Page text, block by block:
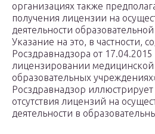
организациях также
получения лицензии на
деятельности
Указание на это, в частности,
Росздравнадзора от
лицензировании медицинской
образовательных
Росздравнадзор иллюстрирует
отсутствия лицензий на
деятельности в